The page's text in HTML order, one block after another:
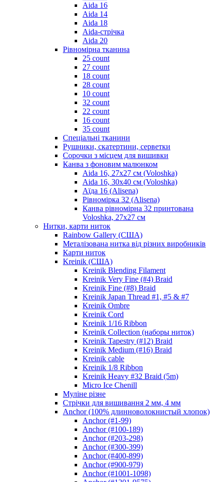
Aida 16
Aida 14
Aida 18
Aida-стрічка
Aida 20
Рівномірна тканина
25 count
27 count
18 count
28 count
10 count
32 count
22 count
16 count
35 count
Спеціальні тканини
Рушники, скатертини, серветки
Сорочки з місцем для вишивки
Канва з фоновим малюнком
Aida 16, 27х27 см (Voloshka)
Aida 16, 30х40 см (Voloshka)
Аїда 16 (Alisena)
Рівномірка 32 (Alisena)
Канва рівномірна 32 принтована
Voloshka, 27х27 см
Нитки, карти ниток
Rainbow Gallery (США)
Металізована нитка від різних виробників
Карти ниток
Kreinik (США)
Kreinik Blending Filament
Kreinik Very Fine (#4) Braid
Kreinik Fine (#8) Braid
Kreinik Japan Thread #1, #5 & #7
Kreinik Ombre
Kreinik Cord
Kreinik 1/16 Ribbon
Kreinik Collection (наборы ниток)
Kreinik Tapestry (#12) Braid
Kreinik Medium (#16) Braid
Kreinik cable
Kreinik 1/8 Ribbon
Kreinik Heavy #32 Braid (5m)
Micro Ice Chenill
Муліне різне
Стрічки для вишивання 2 мм, 4 мм
Anchor (100% длинноволокнистый хлопок)
Anchor (#1-99)
Anchor (#100-189)
Anchor (#203-298)
Anchor (#300-399)
Anchor (#400-899)
Anchor (#900-979)
Anchor (#1001-1098)